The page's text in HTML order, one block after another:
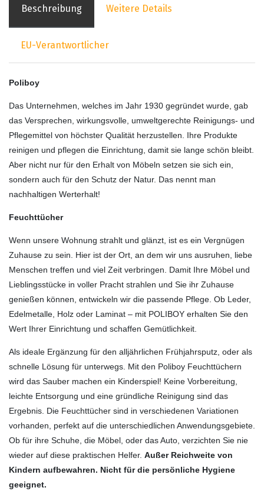
Beschreibung Weitere Details
EU-Verantwortlicher
Poliboy
Das Unternehmen, welches im Jahr 1930 gegründet wurde, gab
das Versprechen, wirkungsvolle, umweltgerechte Reinigungs- und
Pflegemittel von höchster Qualität herzustellen. Ihre Produkte
reinigen und pflegen die Einrichtung, damit sie lange schön bleibt.
Aber nicht nur für den Erhalt von Möbeln setzen sie sich ein,
sondern auch für den Schutz der Natur. Das nennt man
nachhaltigen Werterhalt!
Feuchttücher
Wenn unsere Wohnung strahlt und glänzt, ist es ein Vergnügen
Zuhause zu sein. Hier ist der Ort, an dem wir uns ausruhen, liebe
Menschen treffen und viel Zeit verbringen. Damit Ihre Möbel und
Lieblingsstücke in voller Pracht strahlen und Sie ihr Zuhause
genießen können, entwickeln wir die passende Pflege. Ob Leder,
Edelmetalle, Holz oder Laminat – mit POLIBOY erhalten Sie den
Wert Ihrer Einrichtung und schaffen Gemütlichkeit.
Als ideale Ergänzung für den alljährlichen Frühjahrsputz, oder als
schnelle Lösung für unterwegs. Mit den Poliboy Feuchttüchern
wird das Sauber machen ein Kinderspiel! Keine Vorbereitung,
leichte Entsorgung und eine gründliche Reinigung sind das
Ergebnis. Die Feuchttücher sind in verschiedenen Variationen
vorhanden, perfekt auf die unterschiedlichen Anwendungsgebiete.
Ob für ihre Schuhe, die Möbel, oder das Auto, verzichten Sie nie
wieder auf diese praktischen Helfer. Außer Reichweite von
Kindern aufbewahren. Nicht für die persönliche Hygiene
geeignet.